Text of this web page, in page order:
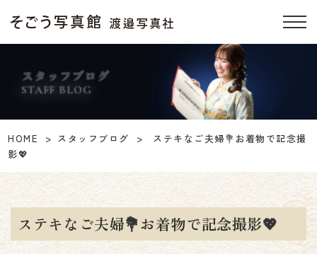
スタッフブログ
STAFF BLOG
HOME スタッフブログ
ステキなご夫婦💐お着物で記念撮
影💖
ステキなご夫婦💐お着物で記念撮影💖